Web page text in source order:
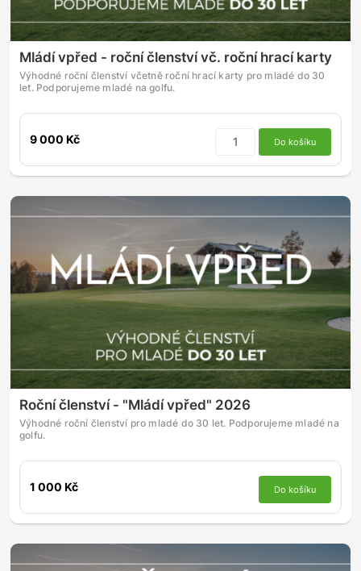
Mládí vpřed - roční členství vč. roční hrací karty
Výhodné roční členství včetně roční hrací karty pro mladé do 30
let. Podporujeme mladé na golfu.
9 000 Kč Do košíku
Roční členství - "Mládí vpřed" 2026
Výhodné roční členství pro mladé do 30 let. Podporujeme mladé na
golfu.
1 000 Kč Do košíku